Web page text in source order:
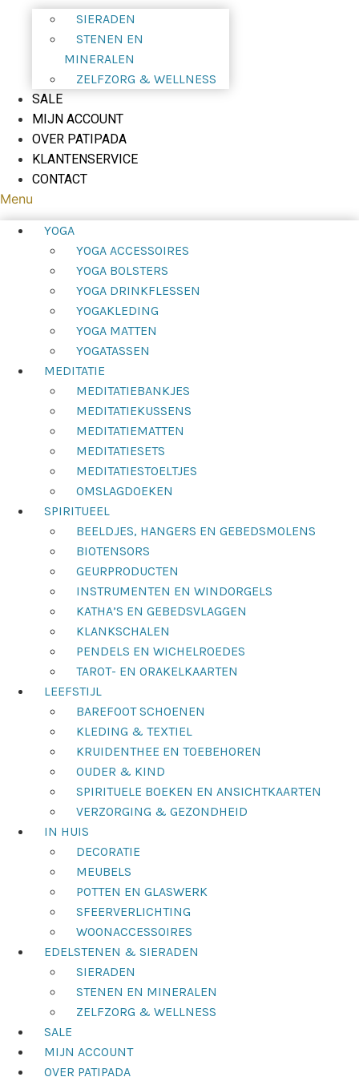
SIERADEN
STENEN EN
MINERALEN
ZELFZORG & WELLNESS
SALE
MIJN ACCOUNT
OVER PATIPADA
KLANTENSERVICE
CONTACT
Menu
YOGA
YOGA ACCESSOIRES
YOGA BOLSTERS
YOGA DRINKFLESSEN
YOGAKLEDING
YOGA MATTEN
YOGATASSEN
MEDITATIE
MEDITATIEBANKJES
MEDITATIEKUSSENS
MEDITATIEMATTEN
MEDITATIESETS
MEDITATIESTOELTJES
OMSLAGDOEKEN
SPIRITUEEL
BEELDJES, HANGERS EN GEBEDSMOLENS
BIOTENSORS
GEURPRODUCTEN
INSTRUMENTEN EN WINDORGELS
KATHA’S EN GEBEDSVLAGGEN
KLANKSCHALEN
PENDELS EN WICHELROEDES
TAROT- EN ORAKELKAARTEN
LEEFSTIJL
BAREFOOT SCHOENEN
KLEDING & TEXTIEL
KRUIDENTHEE EN TOEBEHOREN
OUDER & KIND
SPIRITUELE BOEKEN EN ANSICHTKAARTEN
VERZORGING & GEZONDHEID
IN HUIS
DECORATIE
MEUBELS
POTTEN EN GLASWERK
SFEERVERLICHTING
WOONACCESSOIRES
EDELSTENEN & SIERADEN
SIERADEN
STENEN EN MINERALEN
ZELFZORG & WELLNESS
SALE
MIJN ACCOUNT
OVER PATIPADA